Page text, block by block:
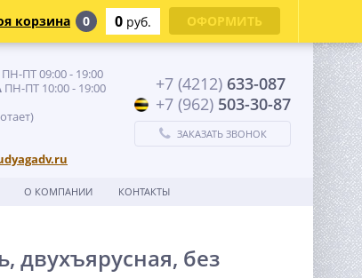
ПН-ПТ 09:00 - 19:00
ПН-ПТ 10:00 - 19:00
+7 (4212) 633-087
+7 (962) 503-30-87
ЗАКАЗАТЬ ЗВОНОК
О КОМПАНИИ КОНТАКТЫ
двухъярусная, без
корзина 0 0 руб. ОФОРМИТЬ